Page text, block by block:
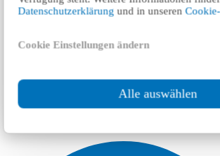
Datenschutzerklärung und in unseren
Cookie Einstellungen ändern
Alle auswählen